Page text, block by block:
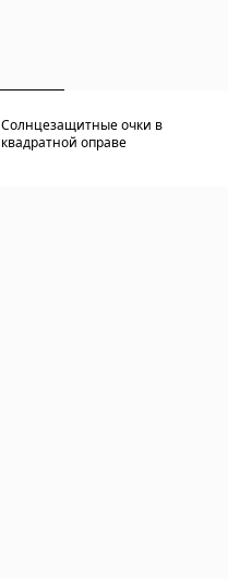
Солнцезащитные очки в
квадратной оправе